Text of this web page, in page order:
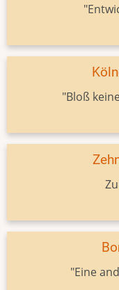
"Bloß
"Eine